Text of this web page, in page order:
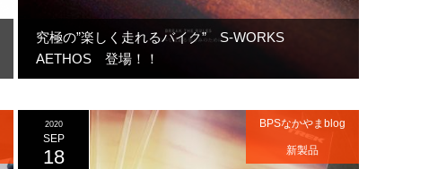
究極の”楽しく走れるバイク” S-WORKS
AETHOS 登場！！
2020
SEP
18
BPSなかやまblog
新製品